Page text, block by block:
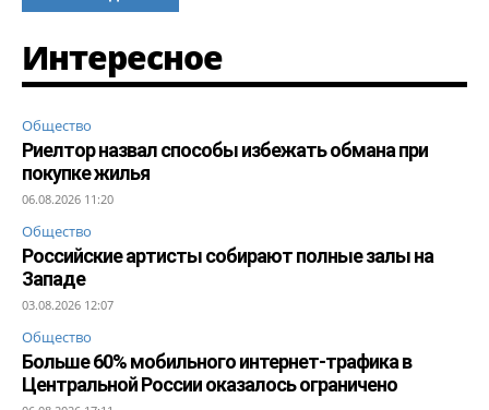
Интересное
Общество
Риелтор назвал способы избежать обмана при
покупке жилья
06.08.2026 11:20
Общество
Российские артисты собирают полные залы на
Западе
03.08.2026 12:07
Общество
Больше 60% мобильного интернет-трафика в
Центральной России оказалось ограничено